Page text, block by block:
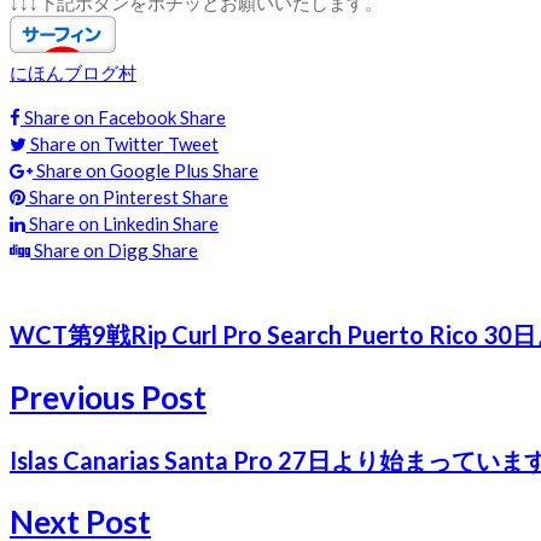
にほんブログ村
Share on FacebookShare
Share on Twitter Tweet
Share on Google Plus Share
Share on PinterestShare
Share on LinkedinShare
Share on DiggShare
WCT第9戦Rip Curl Pro Search Puerto Rico 30日
Previous Post
Islas Canarias Santa Pro 27日より始まっていま
Next Post